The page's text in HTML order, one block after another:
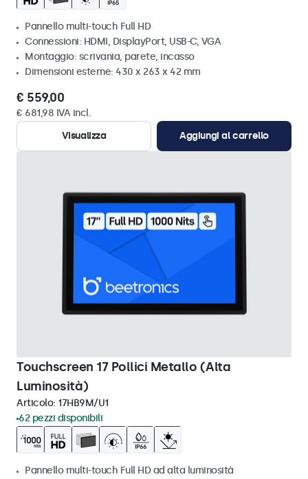
Pannello multi-touch Full HD
Connessioni: HDMI, DisplayPort, USB-C, VGA
Montaggio: scrivania, parete, incasso
Dimensioni esterne: 430 x 263 x 42 mm
€ 559,00
€ 681,98 IVA incl.
Visualizza
Aggiungi al carrello
Touchscreen 17 Pollici Metallo (Alta
Luminosità)
Articolo: 17HB9M/U1
62 pezzi disponibili
Pannello multi-touch Full HD ad alta luminosità